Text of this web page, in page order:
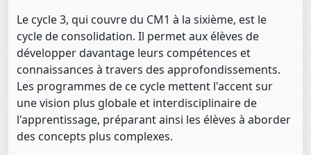
Le cycle 3, qui couvre du CM1 à la sixième, est le
cycle de consolidation. Il permet aux élèves de
développer davantage leurs compétences et
connaissances à travers des approfondissements.
Les programmes de ce cycle mettent l'accent sur
une vision plus globale et interdisciplinaire de
l'apprentissage, préparant ainsi les élèves à aborder
des concepts plus complexes.